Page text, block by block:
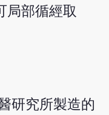
局部循經取
研究所製造的